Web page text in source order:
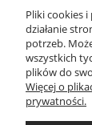
Pliki cookies
działanie
potrzeb.
wszystkich
plików do
Więcej o
prywatności.